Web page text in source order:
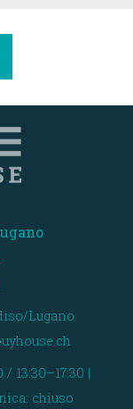
Lugano
13:30–17:30 |
chiuso